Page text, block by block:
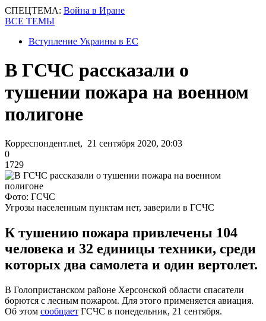
СПЕЦТЕМА: Война в Иране
ВСЕ ТЕМЫ
Вступление Украины в ЕС
В ГСЧС рассказали о
тушении пожара на военном
полигоне
Корреспондент.net, 21 сентября 2020, 20:03
0
1729
Фото: ГСЧС
Угрозы населенным пунктам нет, заверили в ГСЧС
К тушению пожара привлечены 104
человека и 32 единицы техники, среди
которых два самолета и один вертолет.
В Голопристанском районе Херсонской области спасатели
борются с лесным пожаром. Для этого применяется авиация.
Об этом сообщает ГСЧС в понедельник, 21 сентября.